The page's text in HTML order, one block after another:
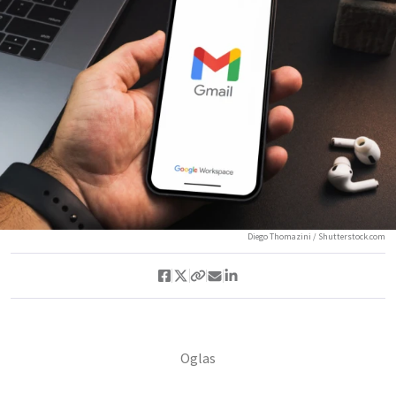
Diego Thomazini / Shutterstock.com